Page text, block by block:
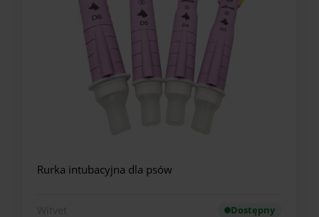
Rurka intubacyjna dla psów
Dostępny